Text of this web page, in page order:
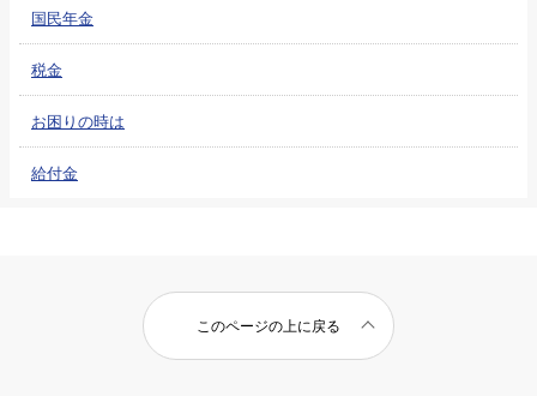
国民年金
税金
お困りの時は
給付金
このページの上に戻る